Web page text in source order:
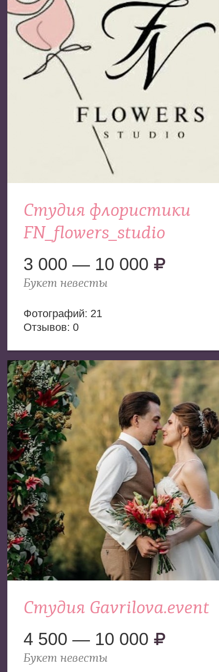
Студия флористики
FN_flowers_studio
3 000 — 10 000
Букет невесты
Фотогрaфий: 21
Отзывов: 0
Студия Gavrilova.event
4 500 — 10 000
Букет невесты